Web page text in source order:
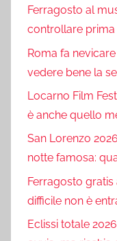
Ferragosto al
controllare prima
Roma fa
vedere bene la
Locarno Film
è anche quello
San Lorenzo
notte famosa:
Ferragosto gratis
difficile non è
Eclissi totale